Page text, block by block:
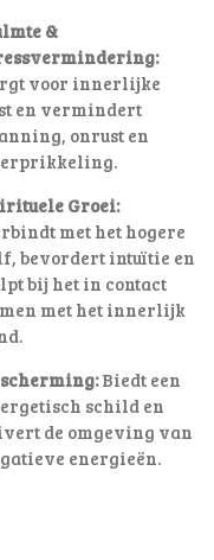
&
voor innerlijke
en vermindert
onrust en
Groei:
met het hogere
bevordert intuïtie en
bij het in contact
met het innerlijk
Biedt een
schild en
de omgeving van
energieën.